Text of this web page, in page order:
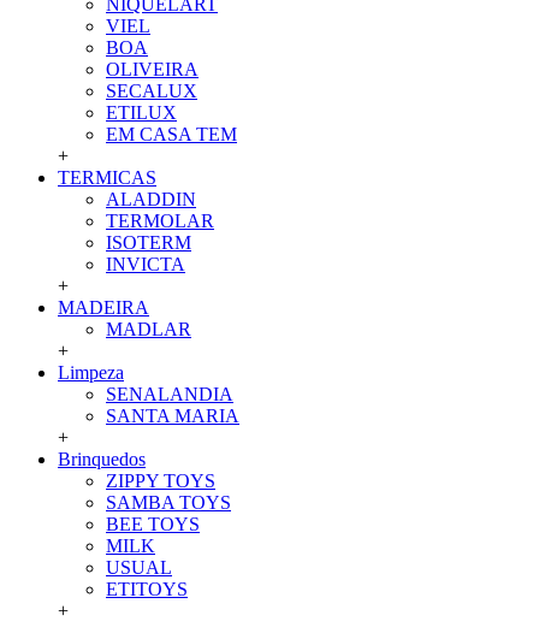
NIQUELART
VIEL
BOA
OLIVEIRA
SECALUX
ETILUX
EM CASA TEM
+
TERMICAS
ALADDIN
TERMOLAR
ISOTERM
INVICTA
+
MADEIRA
MADLAR
+
Limpeza
SENALANDIA
SANTA MARIA
+
Brinquedos
ZIPPY TOYS
SAMBA TOYS
BEE TOYS
MILK
USUAL
ETITOYS
+